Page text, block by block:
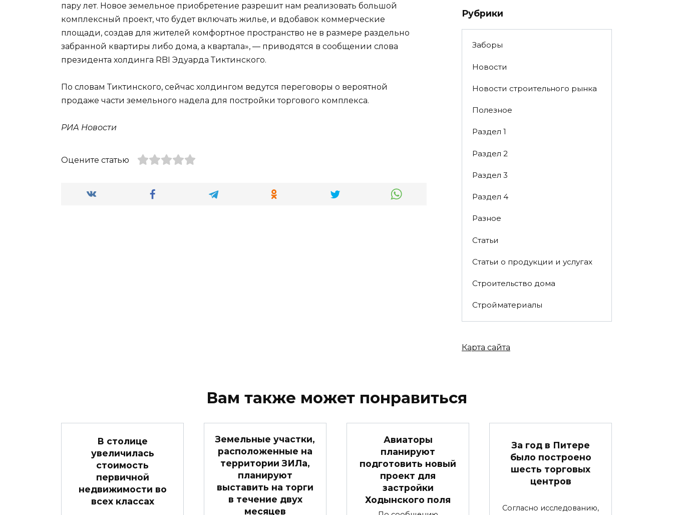
пару лет. Новое земельное приобретение разрешит нам реализовать большой
комплексный проект, что будет включать жилье, и вдобавок коммерческие
площади, создав для жителей комфортное пространство не в размере раздельно
забранной квартиры либо дома, а квартала», — приводятся в сообщении слова
президента холдинга RBI Эдуарда Тиктинского.
По словам Тиктинского, сейчас холдингом ведутся переговоры о вероятной
продаже части земельного надела для постройки торгового комплекса.
РИА Новости
Оцените статью
Рубрики
Заборы
Новости
Новости строительного рынка
Полезное
Раздел 1
Раздел 2
Раздел 3
Раздел 4
Разное
Статьи
Статьи o продукции и услугах
Строительство дома
Стройматериалы
Карта сайта
Вам также может понравиться
В столице
увеличилась
стоимость
первичной
недвижимости во
всех классах
Земельные участки,
расположенные на
территории ЗИЛа,
планируют
выставить на торги
в течение двух
месяцев
Авиаторы
планируют
подготовить новый
проект для
застройки
Ходынского поля
За год в Питере
было построено
шесть торговых
центров
Согласно исследованию,